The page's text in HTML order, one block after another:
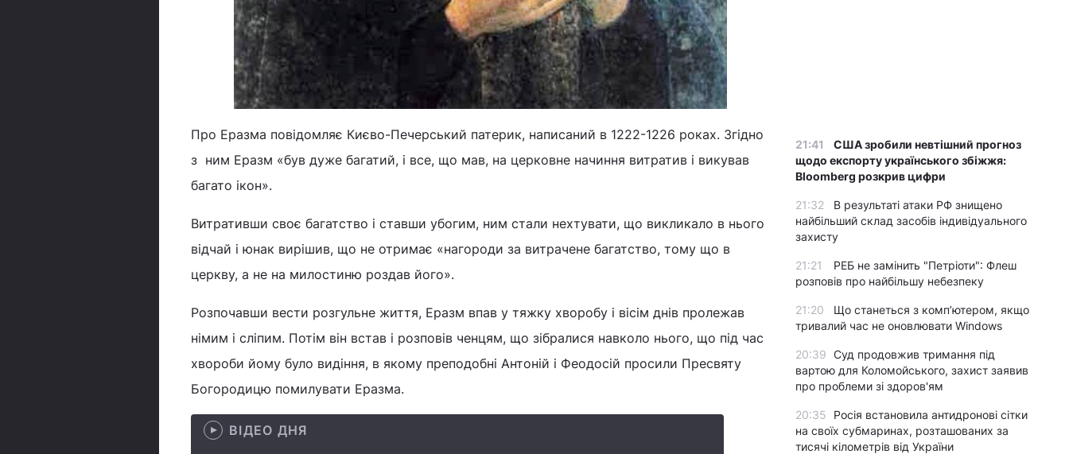
Про Еразма повідомляє Києво-Печерський патерик, написаний в 1222-1226 роках. Згідно
з ним Еразм «був дуже багатий, і все, що мав, на церковне начиння витратив і викував
багато ікон».
Витративши своє багатство і ставши убогим, ним стали нехтувати, що викликало в нього
відчай і юнак вирішив, що не отримає «нагороди за витрачене багатство, тому що в
церкву, а не на милостиню роздав його».
Розпочавши вести розгульне життя, Еразм впав у тяжку хворобу і вісім днів пролежав
німим і сліпим. Потім він встав і розповів ченцям, що зібралися навколо нього, що під час
хвороби йому було видіння, в якому преподобні Антоній і Феодосій просили Пресвяту
Богородицю помилувати Еразма.
ВІДЕО ДНЯ
21:41
США зробили невтішний прогноз
щодо експорту українського збіжжя:
Bloomberg розкрив цифри
21:32
В результаті атаки РФ знищено
найбільший склад засобів індивідуального
захисту
21:21
РЕБ не замінить "Петріоти": Флеш
розповів про найбільшу небезпеку
21:20
Що станеться з комп’ютером, якщо
тривалий час не оновлювати Windows
20:39 Суд продовжив тримання під
вартою для Коломойського, захист заявив
про проблеми зі здоров'ям
20:35
Росія встановила антидронові сітки
на своїх субмаринах, розташованих за
тисячі кілометрів від України